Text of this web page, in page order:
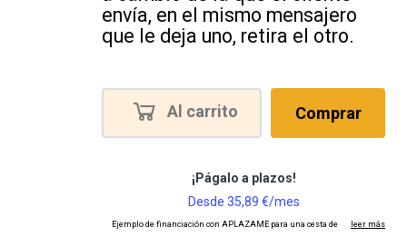
envía, en el mismo mensajero
que le deja uno, retira el otro.
Al carrito Comprar